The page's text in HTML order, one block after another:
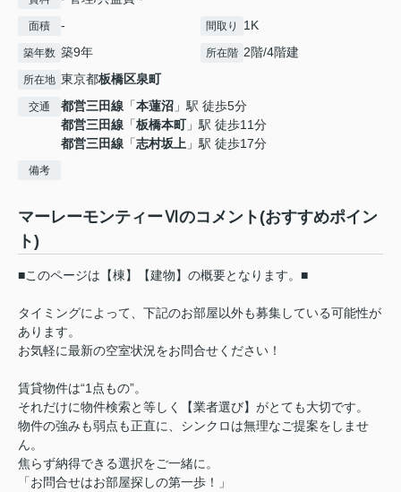
面積 - 間取り 1K
築年数 築9年 所在階 2階/4階建
所在地 東京都板橋区泉町
交通 都営三田線 「本蓮沼 」駅 徒歩5分
都営三田線 「板橋本町」駅 徒歩11分
都営三田線 「志村坂上 」駅 徒歩17分
備考
マーレーモンティーⅥのコメント(おすすめポイン
ト)
■このページは【棟】【建物】の概要となります。■
タイミングによって、下記のお部屋以外も募集している可能性が
あります。
お気軽に最新の空室状況をお問合せください！
賃貸物件は“1点もの”。
それだけに物件検索と等しく【業者選び】がとても大切です。
物件の強みも弱点も正直に、シンクロは無理なご提案をしませ
ん。
焦らず納得できる選択をご一緒に。
「お問合せはお部屋探しの第一歩！」